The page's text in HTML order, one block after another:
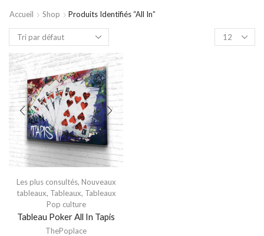
Accueil Shop Produits Identifiés “all In”
Les plus consultés, Nouveaux
tableaux, Tableaux, Tableaux
Pop culture
Tableau Poker All In Tapis
ThePoplace